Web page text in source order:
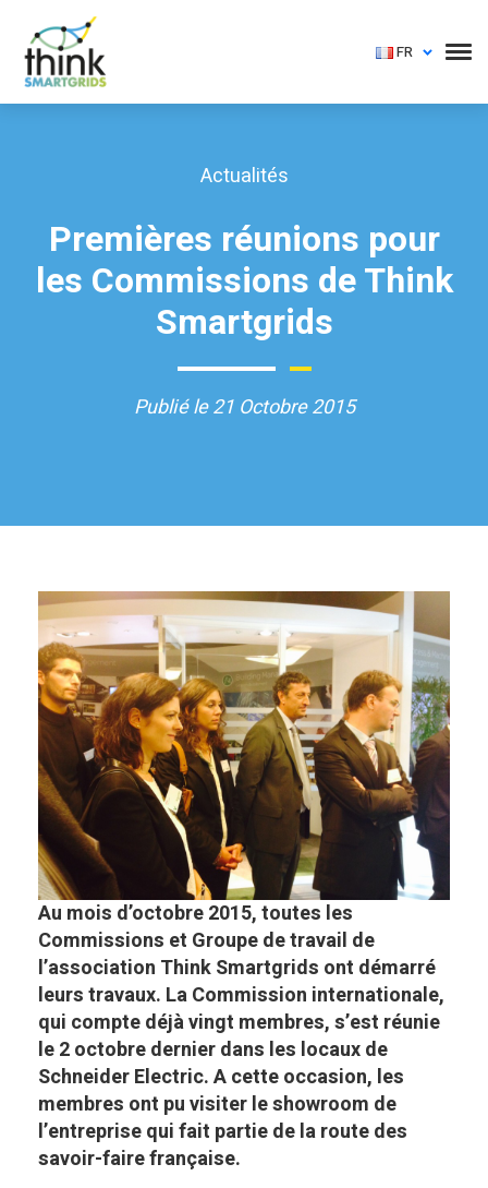
FR
Actualités
Premières réunions pour
les Commissions de Think
Smartgrids
Publié le 21 Octobre 2015
Au mois d’octobre 2015, toutes les
Commissions et Groupe de travail de
l’association Think Smartgrids ont démarré
leurs travaux. La Commission internationale,
qui compte déjà vingt membres, s’est réunie
le 2 octobre dernier dans les locaux de
Schneider Electric. A cette occasion, les
membres ont pu visiter le showroom de
l’entreprise qui fait partie de la route des
savoir-faire française.